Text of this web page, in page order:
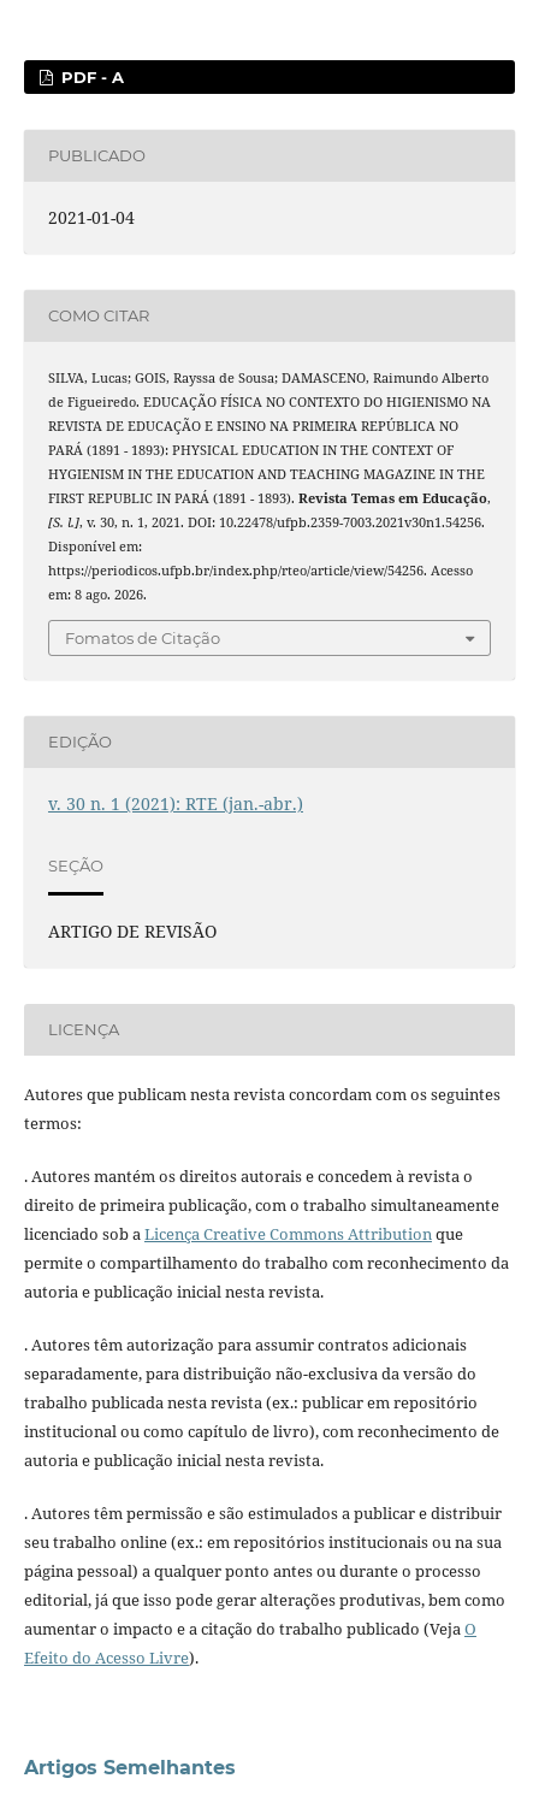
PDF - A
PUBLICADO
2021-01-04
COMO CITAR
SILVA, Lucas; GOIS, Rayssa de Sousa; DAMASCENO, Raimundo Alberto
de Figueiredo. EDUCAÇÃO FÍSICA NO CONTEXTO DO HIGIENISMO NA
REVISTA DE EDUCAÇÃO E ENSINO NA PRIMEIRA REPÚBLICA NO
PARÁ (1891 - 1893): PHYSICAL EDUCATION IN THE CONTEXT OF
HYGIENISM IN THE EDUCATION AND TEACHING MAGAZINE IN THE
FIRST REPUBLIC IN PARÁ (1891 - 1893). Revista Temas em Educação,
[S. l.], v. 30, n. 1, 2021. DOI: 10.22478/ufpb.2359-7003.2021v30n1.54256.
Disponível em:
https://periodicos.ufpb.br/index.php/rteo/article/view/54256. Acesso
em: 8 ago. 2026.
Fomatos de Citação
EDIÇÃO
v. 30 n. 1 (2021): RTE (jan.-abr.)
SEÇÃO
ARTIGO DE REVISÃO
LICENÇA
Autores que publicam nesta revista concordam com os seguintes
termos:
. Autores mantém os direitos autorais e concedem à revista o
direito de primeira publicação, com o trabalho simultaneamente
licenciado sob aLicença Creative Commons Attributionque
permite o compartilhamento do trabalho com reconhecimento da
autoria e publicação inicial nesta revista.
. Autores têm autorização para assumir contratos adicionais
separadamente, para distribuição não-exclusiva da versão do
trabalho publicada nesta revista (ex.: publicar em repositório
institucional ou como capítulo de livro), com reconhecimento de
autoria e publicação inicial nesta revista.
. Autores têm permissão e são estimulados a publicar e distribuir
seu trabalho online (ex.: em repositórios institucionais ou na sua
página pessoal) a qualquer ponto antes ou durante o processo
editorial, já que isso pode gerar alterações produtivas, bem como
aumentar o impacto e a citação do trabalho publicado (VejaO
Efeito do Acesso Livre).
Artigos Semelhantes